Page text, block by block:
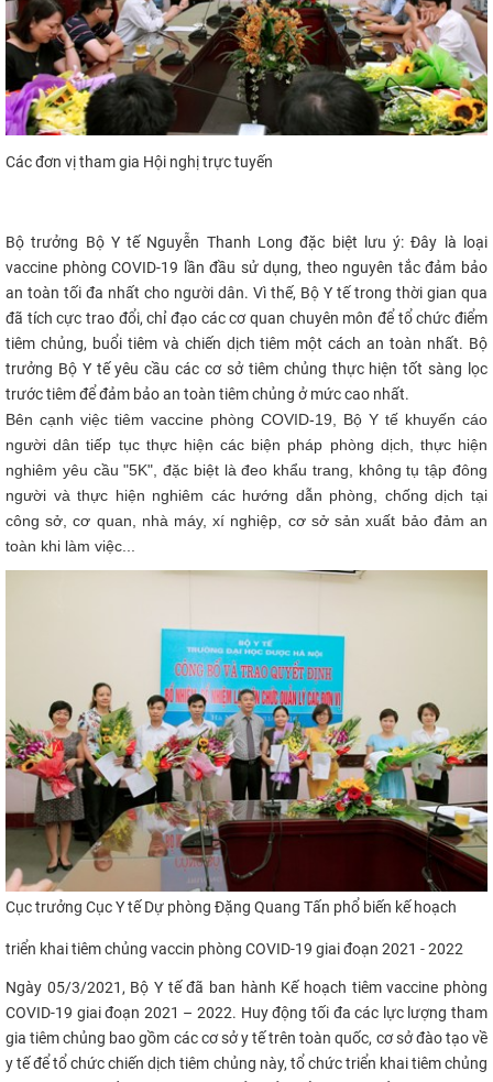
Các đơn vị tham gia Hội nghị trực tuyến
Bộ trưởng Bộ Y tế Nguyễn Thanh Long đặc biệt lưu ý: Đây là loại
vaccine phòng COVID-19 lần đầu sử dụng, theo nguyên tắc đảm bảo
an toàn tối đa nhất cho người dân. Vì thế, Bộ Y tế trong thời gian qua
đã tích cực trao đổi, chỉ đạo các cơ quan chuyên môn để tổ chức điểm
tiêm chủng, buổi tiêm và chiến dịch tiêm một cách an toàn nhất. Bộ
trưởng Bộ Y tế yêu cầu các cơ sở tiêm chủng thực hiện tốt sàng lọc
trước tiêm để đảm bảo an toàn tiêm chủng ở mức cao nhất.​
Bên cạnh việc tiêm vaccine phòng COVID-19, Bộ Y tế khuyến cáo
người dân tiếp tục thực hiện các biện pháp phòng dịch, thực hiện
nghiêm yêu cầu "5K", đặc biệt là đeo khẩu trang, không tụ tập đông
người và thực hiện nghiêm các hướng dẫn phòng, chống dịch tại
công sở, cơ quan, nhà máy, xí nghiệp, cơ sở sản xuất bảo đảm an
toàn khi làm việc...
Cục trưởng Cục Y tế Dự phòng Đặng Quang Tấn phổ biến kế hoạch
triển khai tiêm chủng vaccin phòng COVID-19 giai đoạn 2021 - 2022
Ngày 05/3/2021, Bộ Y tế đã ban hành Kế hoạch tiêm vaccine phòng
COVID-19 giai đoạn 2021 – 2022. Huy động tối đa các lực lượng tham
gia tiêm chủng bao gồm các cơ sở y tế trên toàn quốc, cơ sở đào tạo về
y tế để tổ chức chiến dịch tiêm chủng này, tổ chức triển khai tiêm chủng